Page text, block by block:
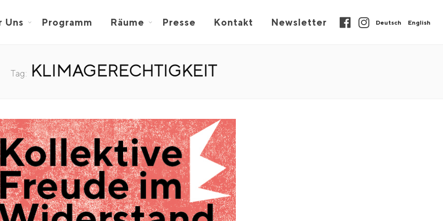
Uns Programm Räume Presse Kontakt Newsletter Deutsch English
Tag: KLIMAGERECHTIGKEIT